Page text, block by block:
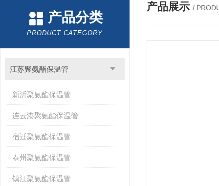
产品分类
PRODUCT CATEGORY
江苏聚氨酯保温管
新沂聚氨酯保温管
连云港聚氨酯保温管
宿迁聚氨酯保温管
泰州聚氨酯保温管
镇江聚氨酯保温管
产品展示 /